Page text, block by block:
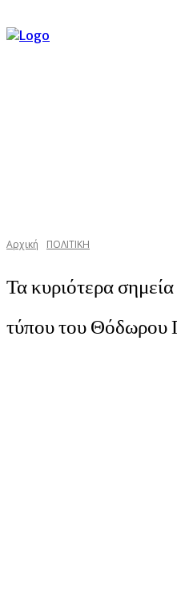
Αρχική ΠΟΛΙΤΙΚΗ
Τα κυριότερα
τύπου του